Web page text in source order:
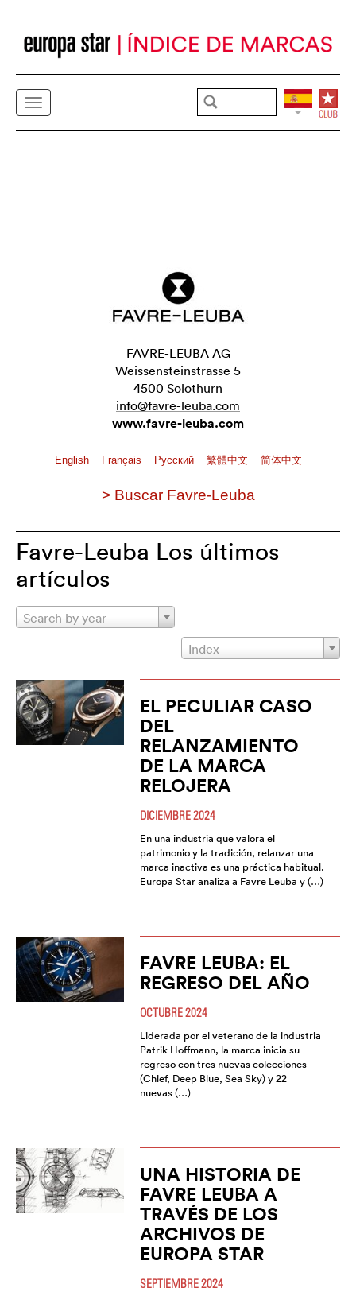
FAVRE-LEUBA AG
Weissensteinstrasse 5
4500 Solothurn
info@favre-leuba.com
www.favre-leuba.com
English Français Pусский 繁體中文 简体中文
> Buscar Favre-Leuba
Favre-Leuba Los últimos
artículos
Search by year
Index
EL PECULIAR CASO
DEL
RELANZAMIENTO
DE LA MARCA
RELOJERA
DICIEMBRE 2024
En una industria que valora el
patrimonio y la tradición, relanzar una
marca inactiva es una práctica habitual.
Europa Star analiza a Favre Leuba y (…)
FAVRE LEUBA: EL
REGRESO DEL AÑO
OCTUBRE 2024
Liderada por el veterano de la industria
Patrik Hoffmann, la marca inicia su
regreso con tres nuevas colecciones
(Chief, Deep Blue, Sea Sky) y 22
nuevas (…)
UNA HISTORIA DE
FAVRE LEUBA A
TRAVÉS DE LOS
ARCHIVOS DE
EUROPA STAR
SEPTIEMBRE 2024